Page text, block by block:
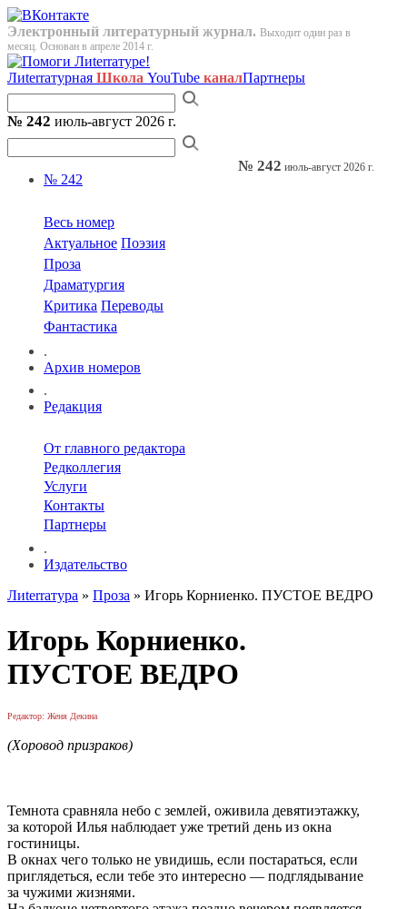
Электронный литературный журнал. Выходит один раз в
месяц. Основан в апреле 2014 г.
Лиterraтурная Школа YouTube каналПартнеры
№ 242 июль-август 2026 г.
№ 242
Весь номер
Актуальное Поэзия
Проза
Драматургия
Критика Переводы
Фантастика
.
Архив номеров
.
Редакция
От главного редактора
Редколлегия
Услуги
Контакты
Партнеры
.
Издательство
№ 242 июль-август 2026 г.
Лиterraтура » Проза » Игорь Корниенко. ПУСТОЕ ВЕДРО
Игорь Корниенко.
ПУСТОЕ ВЕДРО
Редактор: Женя Декина
(Хоровод призраков)
Темнота сравняла небо с землей, оживила девятиэтажку,
за которой Илья наблюдает уже третий день из окна
гостиницы.
В окнах чего только не увидишь, если постараться, если
приглядеться, если тебе это интересно — подглядывание
за чужими жизнями.